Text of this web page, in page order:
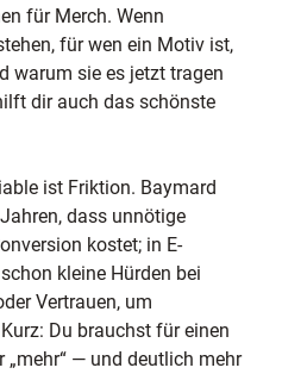
für Merch. Wenn
für wen ein Motiv ist,
warum sie es jetzt tragen
dir auch das schönste
ist Friktion. Baymard
dass unnötige
kostet; in E-
kleine Hürden bei
Vertrauen, um
Du brauchst für einen
„mehr“ — und deutlich mehr